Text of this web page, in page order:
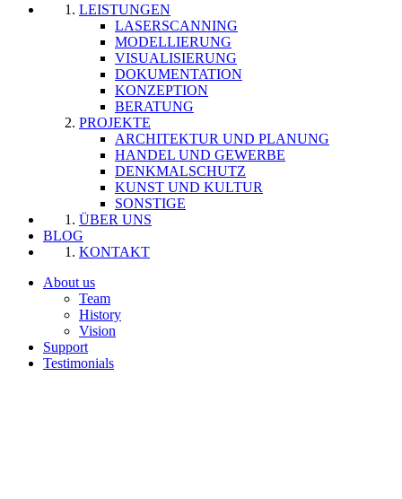
LEISTUNGEN
LASERSCANNING
MODELLIERUNG
VISUALISIERUNG
DOKUMENTATION
KONZEPTION
BERATUNG
PROJEKTE
ARCHITEKTUR UND PLANUNG
HANDEL UND GEWERBE
DENKMALSCHUTZ
KUNST UND KULTUR
SONSTIGE
ÜBER UNS
BLOG
KONTAKT
About us
Team
History
Vision
Support
Testimonials